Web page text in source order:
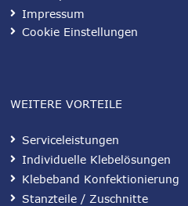
Impressum
Cookie Einstellungen
WEITERE VORTEILE
Serviceleistungen
Individuelle Klebelösungen
Klebeband Konfektionierung
Stanzteile / Zuschnitte